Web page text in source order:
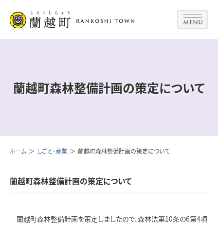
MENU
蘭越町森林整備計画の策定について
ホーム しごと・産業 蘭越町森林整備計画の策定について
蘭越町森林整備計画の策定について
蘭越町森林整備計画を策定しましたので、森林法第10条の6第4項